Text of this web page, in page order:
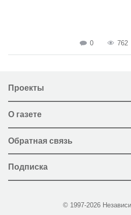
0 762
Проекты
О газете
Обратная связь
Подписка
© 1997-2026